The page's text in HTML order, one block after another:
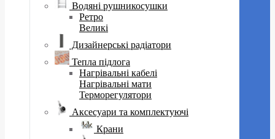
Водяні рушникосушки
Ретро
Великі
Дизайнерські радіатори
Тепла підлога
Нагрівальні кабелі
Нагрівальні мати
Терморегулятори
Аксесуари та комплектуючі
Крани